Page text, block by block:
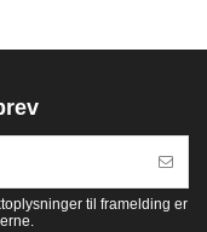
til framelding er